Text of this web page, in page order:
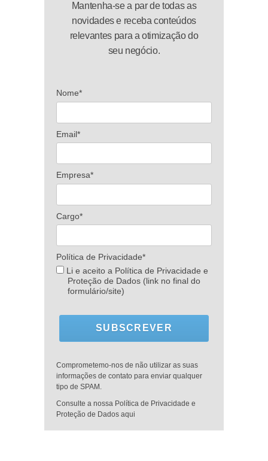
Mantenha-se a par de todas as
novidades e receba conteúdos
relevantes para a otimização do
seu negócio.
Nome*
Email*
Empresa*
Cargo*
Política de Privacidade*
Li e aceito a Política de Privacidade e
Proteção de Dados (link no final do
formulário/site)
SUBSCREVER
Comprometemo-nos de não utilizar as suas
informações de contato para enviar qualquer
tipo de SPAM.
Consulte a nossa Política de Privacidade e
Proteção de Dados aqui